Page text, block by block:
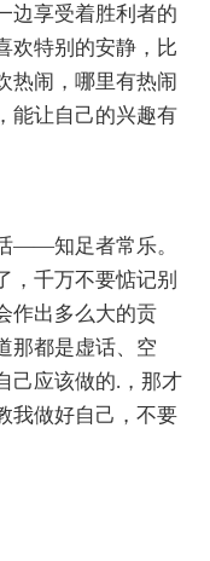
边享受着胜利者的
欢特别的安静，比
热闹，哪里有热闹
能让自己的兴趣有
——知足者常乐。
，千万不要惦记别
作出多么大的贡
那都是虚话、空
己应该做的.，那才
我做好自己，不要